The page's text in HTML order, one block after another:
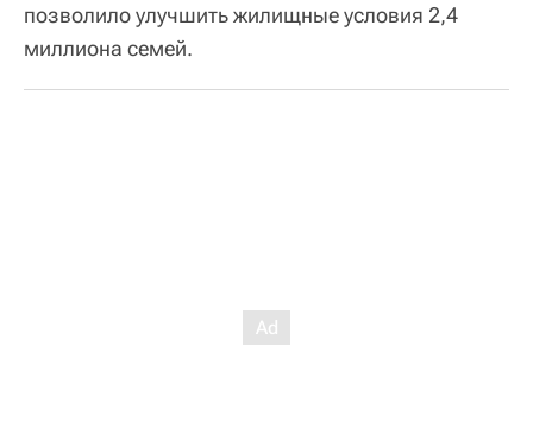
позволило улучшить жилищные условия 2,4
миллиона семей.